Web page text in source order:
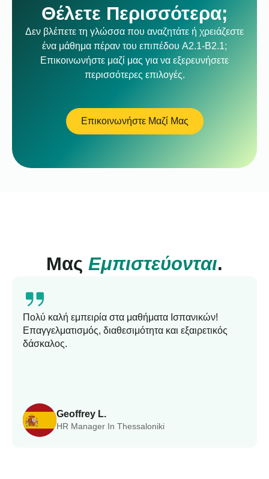
Θέλετε Περισσότερα;
Δεν βλέπετε τη γλώσσα που αναζητάτε ή χρειάζεστε
ένα μάθημα πέραν του επιπέδου A2.1-B2.1;
Επικοινωνήστε μαζί μας για να εξερευνήσετε
περισσότερες επιλογές.
Επικοινωνήστε Μαζί Μας
Μας Εμπιστεύονται.
Geoffrey L.
HR Manager In Thessaloniki
Πολύ καλή εμπειρία στα μαθήματα Ισπανικών!
Επαγγελματισμός, διαθεσιμότητα και εξαιρετικός
δάσκαλος.